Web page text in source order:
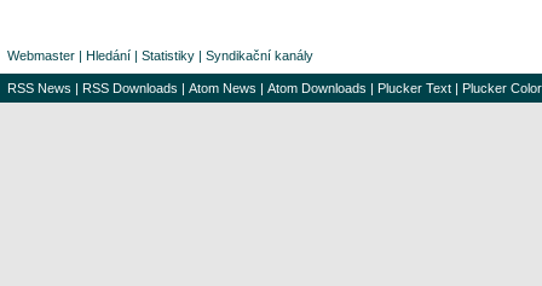
Webmaster | Hledání | Statistiky | Syndikační kanály
RSS News | RSS Downloads | Atom News | Atom Downloads | Plucker Text | Plucker Color